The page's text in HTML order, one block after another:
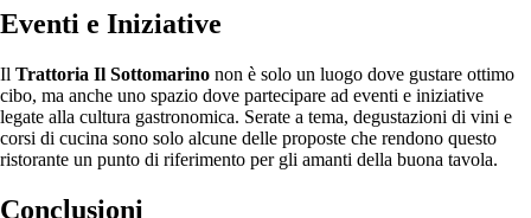
Eventi e Iniziative
Il Trattoria Il Sottomarino non è solo un luogo dove gustare ottimo
cibo, ma anche uno spazio dove partecipare ad eventi e iniziative
legate alla cultura gastronomica. Serate a tema, degustazioni di vini e
corsi di cucina sono solo alcune delle proposte che rendono questo
ristorante un punto di riferimento per gli amanti della buona tavola.
Conclusioni